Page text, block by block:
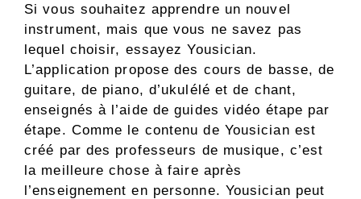
Si vous souhaitez apprendre un nouvel
instrument, mais que vous ne savez pas
lequel choisir, essayez Yousician.
L’application propose des cours de basse, de
guitare, de piano, d’ukulélé et de chant,
enseignés à l’aide de guides vidéo étape par
étape. Comme le contenu de Yousician est
créé par des professeurs de musique, c’est
la meilleure chose à faire après
l’enseignement en personne. Yousician peut